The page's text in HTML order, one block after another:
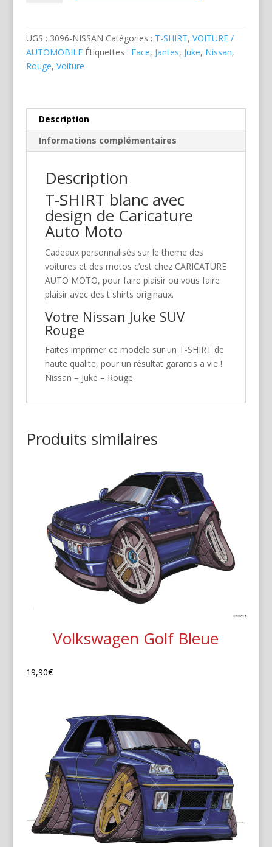
UGS : 3096-NISSAN Catégories : T-SHIRT, VOITURE /
AUTOMOBILE Étiquettes : Face, Jantes, Juke, Nissan,
Rouge, Voiture
Description
Informations complémentaires
Description
T-SHIRT blanc avec
design de Caricature
Auto Moto
Cadeaux personnalisés sur le theme des
voitures et des motos c’est chez CARICATURE
AUTO MOTO, pour faire plaisir ou vous faire
plaisir avec des t shirts originaux.
Votre Nissan Juke SUV
Rouge
Faites imprimer ce modele sur un T-SHIRT de
haute qualite, pour un résultat garantis a vie !
Nissan – Juke – Rouge
Produits similaires
Volkswagen Golf Bleue
19,90€